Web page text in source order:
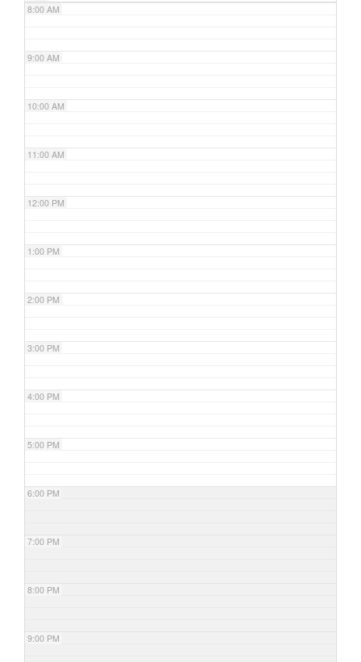
8:00 AM
9:00 AM
10:00 AM
11:00 AM
12:00 PM
1:00 PM
2:00 PM
3:00 PM
4:00 PM
5:00 PM
6:00 PM
7:00 PM
8:00 PM
9:00 PM